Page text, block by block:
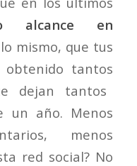
alcance en
mismo, que tus
obtenido tantos
dejan tantos
un año. Menos
menos
red social? No